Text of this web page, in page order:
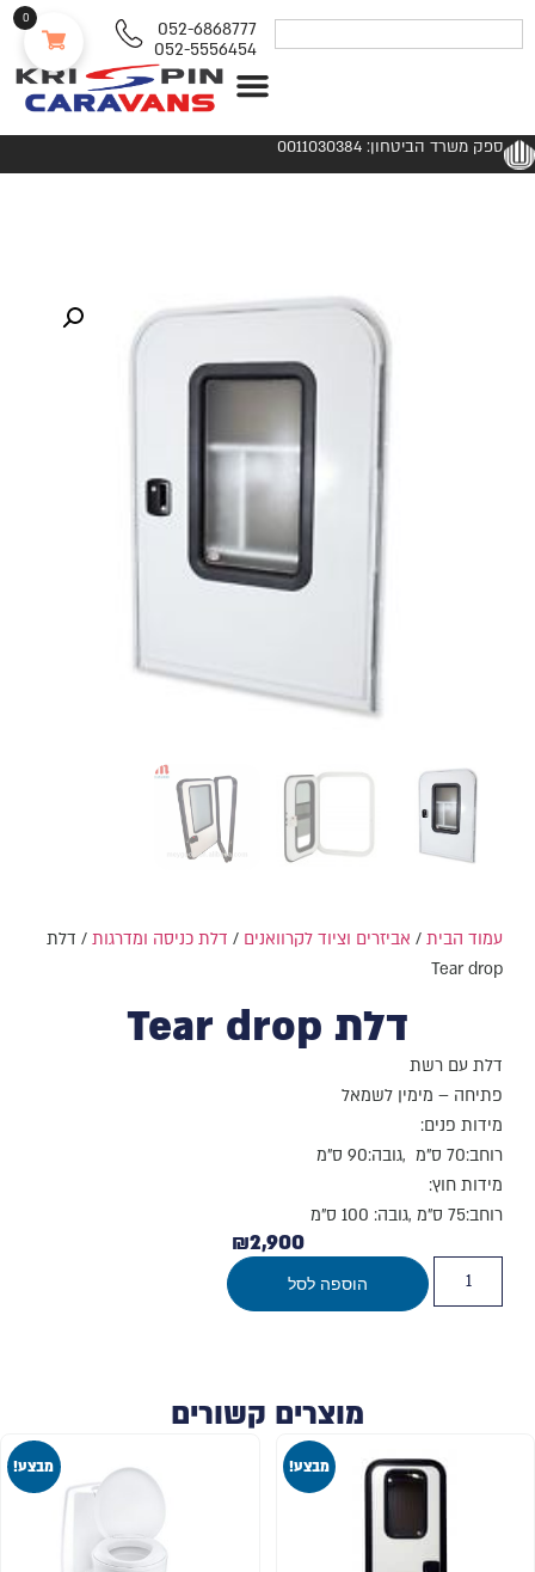
052-6868777
052-5556454
ספק משרד הביטחון: 0011030384
עמוד הבית/ אביזרים וציוד לקרוואנים / דלת כניסה ומדרגות/ דלת
Tear drop
דלת Tear drop
דלת עם רשת
פתיחה – מימין לשמאל
מידות פנים:
רוחב:70 ס"מ ,גובה:90 ס"מ
מידות חוץ:
רוחב:75 ס"מ ,גובה: 100 ס"מ
₪2,900
הוספה לסל
מוצרים קשורים
מבצע! מבצע!
0